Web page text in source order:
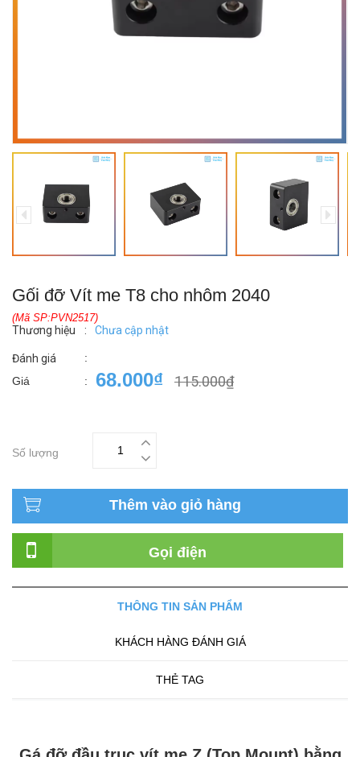
Gối đỡ Vít me T8 cho nhôm 2040
(Mã SP:PVN2517)
Thương hiệu : Chưa cập nhật
Đánh giá
:
Giá
: 68.000₫ 115.000₫
Số lượng
Thêm vào giỏ hàng
Gọi điện
THÔNG TIN SẢN PHẨM
KHÁCH HÀNG ĐÁNH GIÁ
THẺ TAG